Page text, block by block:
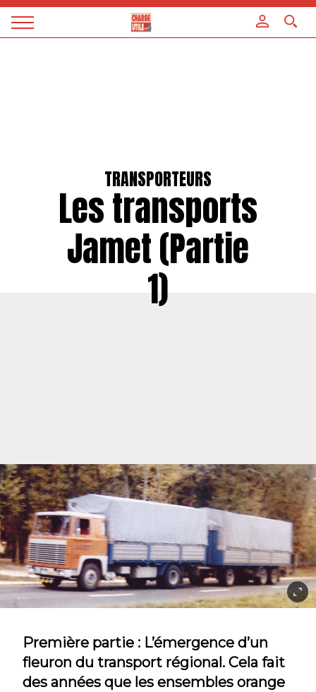
Magazine
TRANSPORTEURS
Les transports
Jamet (Partie
1)
Première partie : L’émergence d’un
fleuron du transport régional. Cela fait
des années que les ensembles orange
Panneau de gestion des cookies